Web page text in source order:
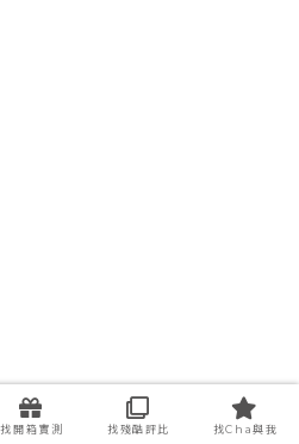
找開箱實測 找殘酷評比 找Cha與我